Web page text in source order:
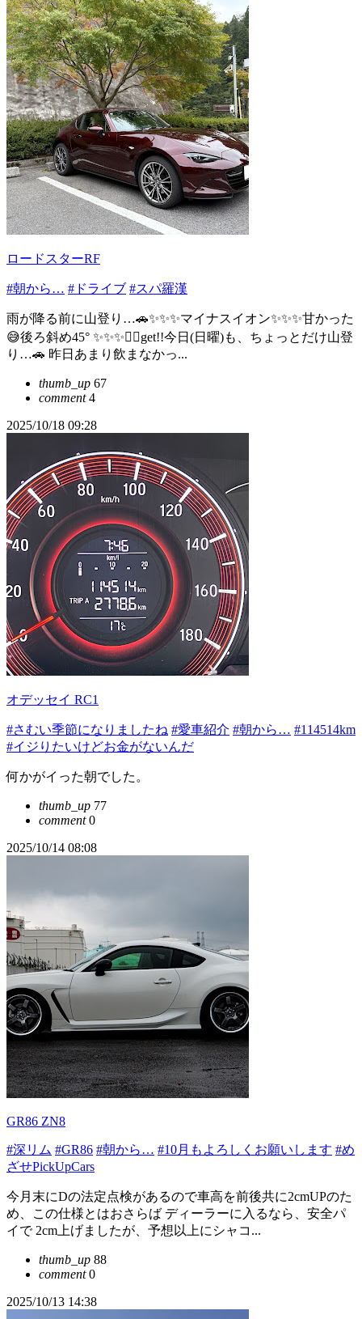
ロードスターRF
#朝から… #ドライブ #スパ羅漢
雨が降る前に山登り…🚗✨✨✨マイナスイオン✨✨✨甘かった
😅後ろ斜め45° ✨✨✨👍🏻get!!今日(日曜)も、ちょっとだけ山登
り…🚗 昨日あまり飲まなかっ...
thumb_up 67
comment4
2025/10/18 09:28
オデッセイ RC1
#さむい季節になりましたね #愛車紹介 #朝から… #114514km
#イジりたいけどお金がないんだ
何かがイった朝でした。
thumb_up 77
comment0
2025/10/14 08:08
GR86 ZN8
#深リム #GR86 #朝から… #10月もよろしくお願いします #め
ざせPickUpCars
今月末にDの法定点検があるので車高を前後共に2cmUPのた
め、この仕様とはおさらば ディーラーに入るなら、安全パ
イで 2cm上げましたが、予想以上にシャコ...
thumb_up 88
comment0
2025/10/13 14:38